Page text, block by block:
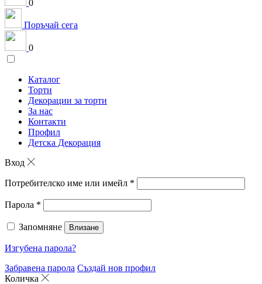
0
Поръчай сега
0
Каталог
Торти
Декорации за торти
За нас
Контакти
Профил
Детска Декорация
Вход
Потребителско име или имейл *
Парола *
Запомняне Влизане
Изгубена парола?
Забравена парола Създай нов профил
Количка